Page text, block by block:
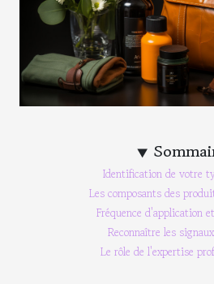
Identification de votre
Les composants des
Fréquence d'application
Reconnaître les
Le rôle de l'expertise